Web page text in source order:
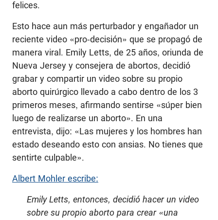
felices.
Esto hace aun más perturbador y engañador un
reciente video «pro-decisión» que se propagó de
manera viral. Emily Letts, de 25 años, oriunda de
Nueva Jersey y consejera de abortos, decidió
grabar y compartir un video sobre su propio
aborto quirúrgico llevado a cabo dentro de los 3
primeros meses, afirmando sentirse «súper bien
luego de realizarse un aborto». En una
entrevista, dijo: «Las mujeres y los hombres han
estado deseando esto con ansias. No tienes que
sentirte culpable».
Albert Mohler escribe:
Emily Letts, entonces, decidió hacer un video
sobre su propio aborto para crear «una